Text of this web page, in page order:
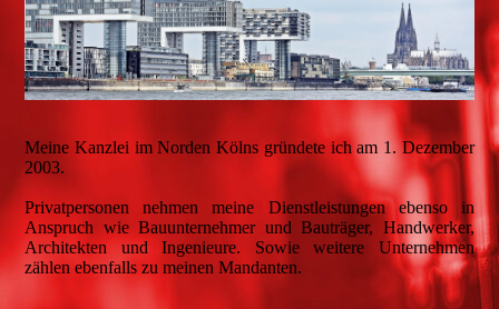
Meine Kanzlei im Norden Kölns gründete ich am 1. Dezember
2003.
Privatpersonen nehmen meine Dienstleistungen ebenso in
Anspruch wie Bauunternehmer und Bauträger, Handwerker,
Architekten und Ingenieure. Sowie weitere Unternehmen
zählen ebenfalls zu meinen Mandanten.